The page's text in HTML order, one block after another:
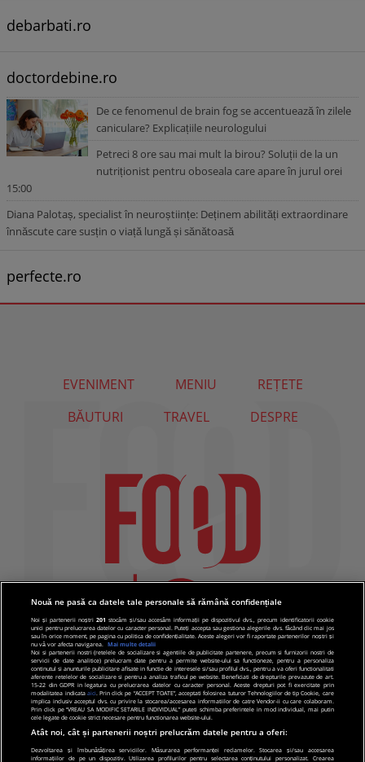
debarbati.ro
doctordebine.ro
De ce fenomenul de brain fog se accentuează în zilele
caniculare? Explicațiile neurologului
Petreci 8 ore sau mai mult la birou? Soluții de la un
nutriționist pentru oboseala care apare în jurul orei
15:00
Diana Palotaș, specialist în neuroștiințe: Deținem abilități extraordinare
înnăscute care susțin o viață lungă și sănătoasă
perfecte.ro
EVENIMENT MENIU
REȚETE
BĂUTURI
TRAVEL DESPRE
Nouă ne pasă ca datele tale personale să rămână confidențiale
Noi și partenerii noștri201 stocăm și/sau accesăm informații pe dispozitivul dvs., precum identificatorii cookie
unici pentru prelucrarea datelor cu caracter personal. Puteți accepta sau gestiona alegerile dvs. făcând clic mai jos
sau în orice moment, pe pagina cu politica de confidențialitate. Aceste alegeri vor fi raportate partenerilor noștri și
nu vă vor afecta navigarea.
Mai multe detalii
Noi si partenerii nostri (retelele de socializare si agentiile de publicitate partenere, precum si furnizorii nostri de
servicii de date analitice) prelucram date pentru a permite website-ului sa functioneze, pentru a personaliza
continutul si anunturile publicitare afisate in functie de interesele si/sau profilul dvs., pentru a va oferi functionalitati
aferente retelelor de socializare si pentru a analiza traficul pe website. Beneficiati de drepturile prevazute de art.
15-22 din GDPR in legatura cu prelucrarea datelor cu caracter personal. Aceste drepturi pot fi exercitate prin
modalitatea indicata aici. Prin click pe “ACCEPT TOATE”, acceptati folosirea tuturor Tehnologiilor de tip Cookie, care
implica inclusiv acceptul dvs. cu privire la stocarea/accesarea informatiilor de catre Vendor-ii cu care colaboram.
Prin click pe “VREAU SA MODIFIC SETARILE INDIVIDUAL” puteti schimba preferintele in mod individual, mai putin
cele legate de cookie strict necesare pentru functionarea website-ului.
Atât noi, cât și partenerii noștri prelucrăm datele pentru a oferi:
Dezvoltarea și îmbunătățirea serviciilor. Măsurarea performanței reclamelor. Stocarea și/sau accesarea
informațiilor de pe un dispozitiv. Utilizarea profilurilor pentru selectarea conținutului personalizat. Crearea